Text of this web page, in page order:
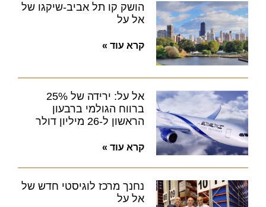
הושק קו תל אביב-שיקגו של
אל על
קרא עוד »
אל על: ירידה של 25%
ברווח הגולמי ברבעון
הראשון ל-26 מיליון דולר
קרא עוד »
נחנך מרכז לוגיסטי חדש של
אל על